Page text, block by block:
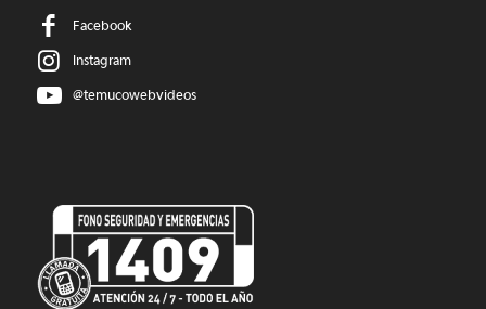
Facebook
Instagram
@temucowebvideos